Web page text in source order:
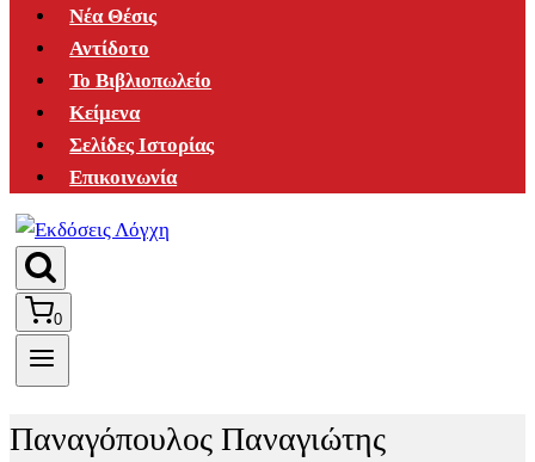
Νέα Θέσις
Αντίδοτο
Το Βιβλιοπωλείο
Κείμενα
Σελίδες Ιστορίας
Επικοινωνία
0
Παναγόπουλος Παναγιώτης